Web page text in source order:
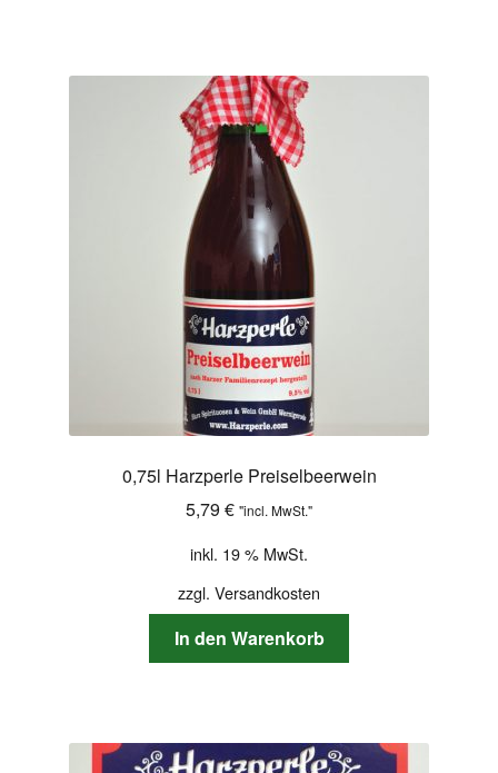
0,75l Harzperle Preiselbeerwein
5,79 € "incl. MwSt."
inkl. 19 % MwSt.
zzgl. Versandkosten
In den Warenkorb